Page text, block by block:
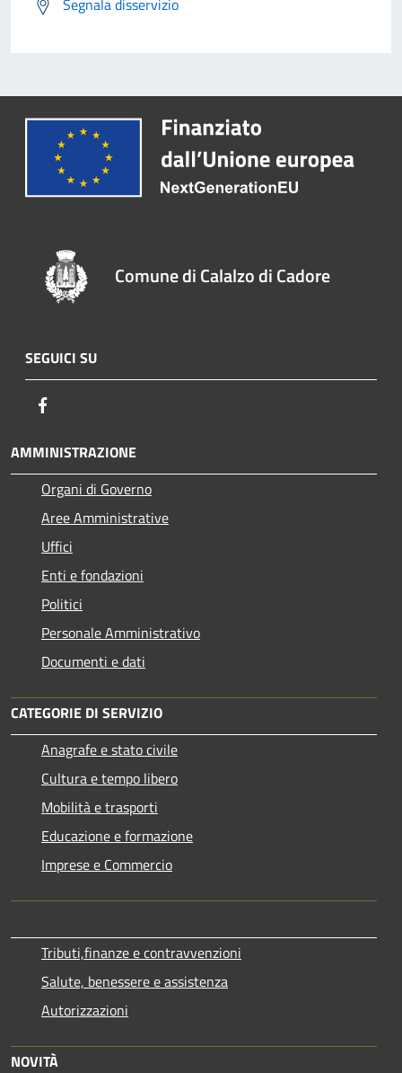
Segnala disservizio
Comune di Calalzo di Cadore
SEGUICI SU
AMMINISTRAZIONE
Organi di Governo
Aree Amministrative
Uffici
Enti e fondazioni
Politici
Personale Amministrativo
Documenti e dati
CATEGORIE DI SERVIZIO
Anagrafe e stato civile
Cultura e tempo libero
Mobilità e trasporti
Educazione e formazione
Imprese e Commercio
Tributi,finanze e contravvenzioni
Salute, benessere e assistenza
Autorizzazioni
NOVITÀ